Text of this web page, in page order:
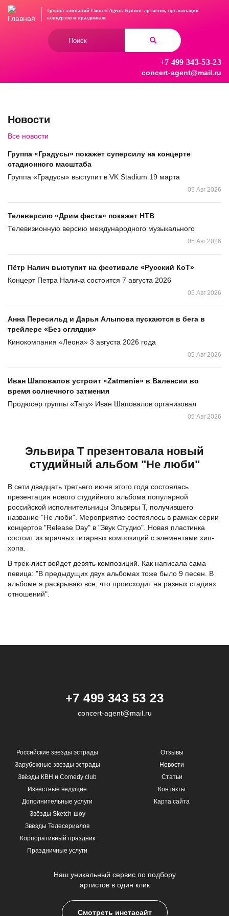
Перейти
Группа компаний Concert Agent. Букинг артистов, организация
концертови праздников.
+7 499 343-53-23
concert-agent@mail.ru
Новости
Все новости
Группа «Градусы» покажет суперсилу на концерте
стадионного масштаба
Группа «Градусы» выступит в VK Stadium 19 марта
05 Авг 2026
Телеверсию «Дрим феста» покажет НТВ
Телевизионную версию международного музыкального
05 Авг 2026
Пётр Налич выступит на фестивале «Русский КоТ»
Концерт Петра Налича состоится 7 августа 2026
05 Авг 2026
Анна Пересильд и Дарья Алыпова пускаются в бега в
трейлере «Без оглядки»
Кинокомпания «Леона» 3 августа 2026 года
05 Авг 2026
Иван Шаповалов устроит «Zatmenie» в Валенсии во
время солнечного затмения
Продюсер группы «Тату» Иван Шаповалов организовал
05 Авг 2026
Эльвира Т презентовала новый
студийный альбом "Не люби"
В сети двадцать третьего июня этого года состоялась
презентация нового студийного альбома популярной
российской исполнительницы Эльвиры Т, получившего
название "Не люби". Мероприятие состоялось в рамках серии
концертов "Release Day" в "Звук Студио". Новая пластинка
состоит из мрачных гитарных композиций с элементами хип-
хопа.
В трек-лист войдет девять композиций. Как написала сама
певица: "В предыдущих двух альбомах тоже было 9 песен. В
альбоме я раскрываю все, что происходит на разных стадиях
отношений".
+7 499 343 53 23
concert-agent@mail.ru
Российские звезды эстрады
Зарубежные звезды эстрады
Звёзды КВН и Comedy club
Известные ведущие
Дополнительные услуги
Звёзды Sketch-шоу
Звёзды Телесериалов
Корпоративный праздник
Праздничные услуги
Отзывы
Новости
Статьи
Контакты
Карта сайта
Наш уникальный сервис по подбору
артистов в один клик
Смотреть инстасайт